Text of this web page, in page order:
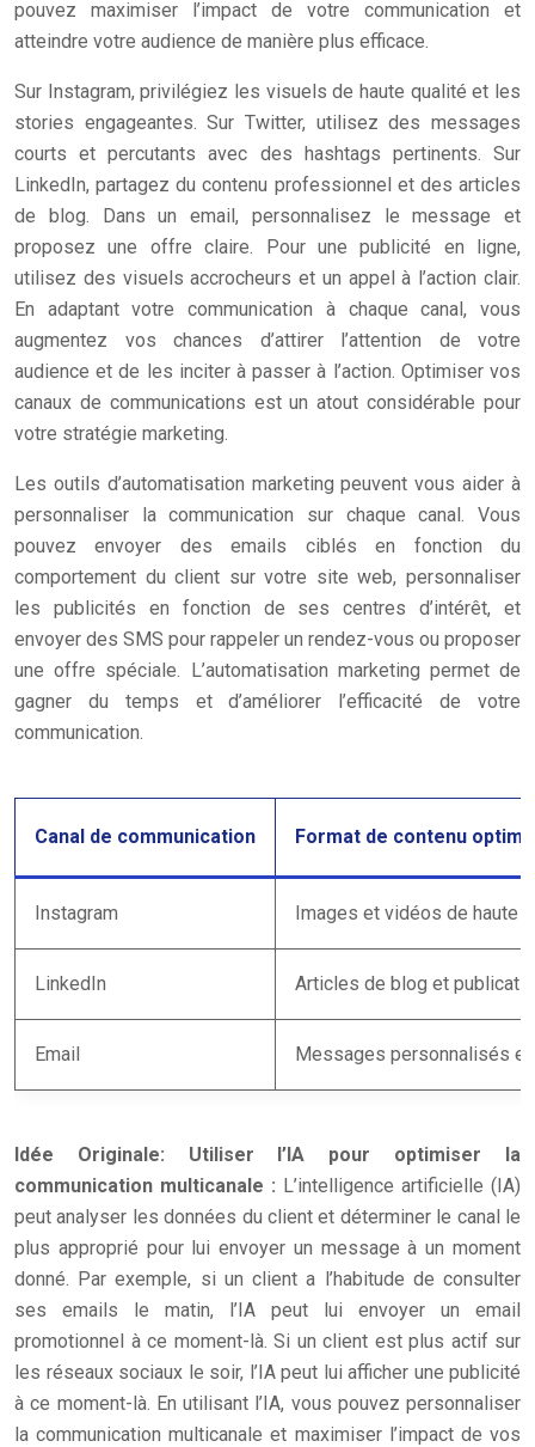
pouvez maximiser l’impact de votre communication et
atteindre votre audience de manière plus efficace.
Sur Instagram, privilégiez les visuels de haute qualité et les
stories engageantes. Sur Twitter, utilisez des messages
courts et percutants avec des hashtags pertinents. Sur
LinkedIn, partagez du contenu professionnel et des articles
de blog. Dans un email, personnalisez le message et
proposez une offre claire. Pour une publicité en ligne,
utilisez des visuels accrocheurs et un appel à l’action clair.
En adaptant votre communication à chaque canal, vous
augmentez vos chances d’attirer l’attention de votre
audience et de les inciter à passer à l’action. Optimiser vos
canaux de communications est un atout considérable pour
votre stratégie marketing.
Les outils d’automatisation marketing peuvent vous aider à
personnaliser la communication sur chaque canal. Vous
pouvez envoyer des emails ciblés en fonction du
comportement du client sur votre site web, personnaliser
les publicités en fonction de ses centres d’intérêt, et
envoyer des SMS pour rappeler un rendez-vous ou proposer
une offre spéciale. L’automatisation marketing permet de
gagner du temps et d’améliorer l’efficacité de votre
communication.
Canal de communication Format de contenu
Instagram Images et vidéos de haute
LinkedIn Articles de blog et
Email Messages personnalisés
Idée Originale: Utiliser l’IA pour optimiser la
communication multicanale : L’intelligence artificielle (IA)
peut analyser les données du client et déterminer le canal le
plus approprié pour lui envoyer un message à un moment
donné. Par exemple, si un client a l’habitude de consulter
ses emails le matin, l’IA peut lui envoyer un email
promotionnel à ce moment-là. Si un client est plus actif sur
les réseaux sociaux le soir, l’IA peut lui afficher une publicité
à ce moment-là. En utilisant l’IA, vous pouvez personnaliser
la communication multicanale et maximiser l’impact de vos